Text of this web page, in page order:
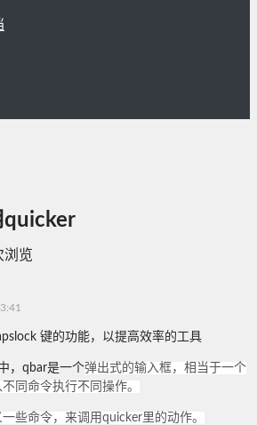
quicker
浏览
键的功能，以提高效率的工具
，qbar是一个弹出式的输入框，相当于一个
同命令执行不同操作。
些命令，来调用quicker里的动作。